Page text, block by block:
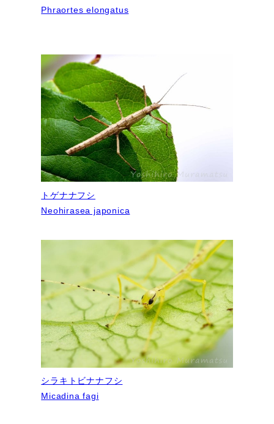
Phraortes elongatus
トゲナナフシ
Neohirasea japonica
シラキトビナナフシ
Micadina fagi